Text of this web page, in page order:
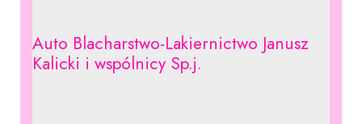
Auto Blacharstwo-Lakiernictwo Janusz
Kalicki i wspólnicy Sp.j.